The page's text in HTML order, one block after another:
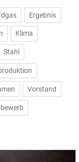
Ergebnis
Klima
Stahl
Vorstand